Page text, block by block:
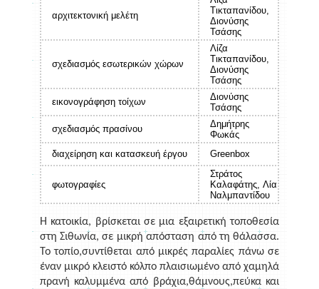
αρχιτεκτονική μελέτη
Τικταπανίδου,
Διονύσης
Τσάσης
σχεδιασμός εσωτερικών χώρων
Λίζα
Τικταπανίδου,
Διονύσης
Τσάσης
εικονογράφηση τοίχων
Διονύσης
Τσάσης
σχεδιασμός πρασίνου
Δημήτρης
Φωκάς
διαχείρηση και κατασκευή έργου
Greenbox
φωτογραφίες
Στράτος
Καλαφάτης, Λία
Ναλμπαντίδου
Η κατοικία, βρίσκεται σε μια εξαιρετική τοποθεσία
στη Σιθωνία, σε μικρή απόσταση από τη θάλασσα.
Το τοπίο,συντίθεται από μικρές παραλίες πάνω σε
έναν μικρό κλειστό κόλπο πλαισιωμένο από χαμηλά
πρανή καλυμμένα από βράχια,θάμνους,πεύκα και